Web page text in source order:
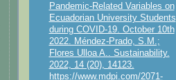
Pandemic-Related Variables on
Ecuadorian University Students
during COVID-19. October 10th
2022. Méndez-Prado, S.M.;
Flores Ulloa A.. Sustainability.
2022, 14 (20), 14123.
https://www.mdpi.com/2071-